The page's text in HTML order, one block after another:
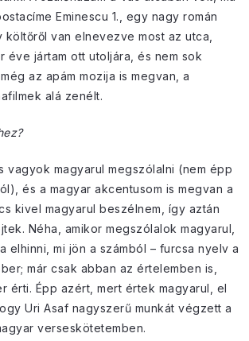
Eminescu 1., egy nagy román
van elnevezve most az utca,
éve jártam ott utoljára, és nem sok
az apám mozija is megvan, a
alá zenélt.
vagyok magyarul megszólalni (nem épp
és a magyar akcentusom is megvan a
kivel magyarul beszélnem, így aztán
Néha, amikor megszólalok magyarul,
elhinni, mi jön a számból – furcsa nyelv a
már csak abban az értelemben is,
érti. Épp azért, mert értek magyarul, el
Uri Asaf nagyszerű munkát végzett a
verseskötetemben.